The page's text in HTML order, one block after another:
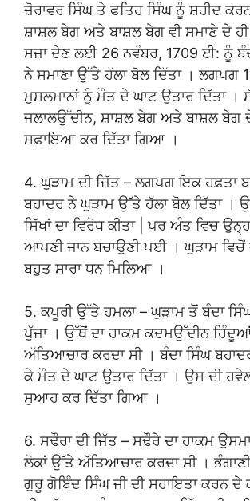
ਜ਼ੋਰਾਵਰ ਸਿੰਘ ਤੇ ਫਤਿਹ ਸਿੰਘ ਨੂੰ ਸ਼ਹੀਦ
ਸ਼ਾਸ਼ਲ ਬੇਗ ਅਤੇ ਬਾਸ਼ਲ ਬੇਗ ਵੀ ਸਮਾਣੇ ਦੇ
ਸਜ਼ਾ ਦੇਣ ਲਈ 26 ਨਵੰਬਰ, 1709 ਈ: ਨੂੰ
ਨੇ ਸਮਾਣਾ ਉੱਤੇ ਹੱਲਾ ਬੋਲ ਦਿੱਤਾ । ਲਗਪਗ
ਮੁਸਲਮਾਨਾਂ ਨੂੰ ਮੌਤ ਦੇ ਘਾਟ ਉਤਾਰ ਦਿੱਤਾ ।
ਜਲਾਲਉੱਦੀਨ, ਸ਼ਾਸ਼ਲ ਬੇਗ ਅਤੇ ਬਾਸ਼ਲ ਬੇਗ ਦੇ
ਸਫ਼ਾਇਆ ਕਰ ਦਿੱਤਾ ਗਿਆ ।
4. ਘੁੜਾਮ ਦੀ ਜਿੱਤ – ਲਗਪਗ ਇਕ ਹਫ਼ਤਾ
ਬਹਾਦਰ ਨੇ ਘੁੜਾਮ ਉੱਤੇ ਹੱਲਾ ਬੋਲ ਦਿੱਤਾ ।
ਸਿੱਖਾਂ ਦਾ ਵਿਰੋਧ ਕੀਤਾ | ਪਰ ਅੰਤ ਵਿਚ
ਆਪਣੀ ਜਾਨ ਬਚਾਉਣੀ ਪਈ । ਘੁੜਾਮ ਵਿਚੋਂ
ਬਹੁਤ ਸਾਰਾ ਧਨ ਮਿਲਿਆ ।
5. ਕਪੂਰੀ ਉੱਤੇ ਹਮਲਾ – ਘੁੜਾਮ ਤੋਂ ਬੰਦਾ
ਪੁੱਜਾ । ਉੱਥੋਂ ਦਾ ਹਾਕਮ ਕਦਮਉੱਦੀਨ
ਅੱਤਿਆਚਾਰ ਕਰਦਾ ਸੀ । ਬੰਦਾ ਸਿੰਘ
ਕੇ ਮੌਤ ਦੇ ਘਾਟ ਉਤਾਰ ਦਿੱਤਾ । ਉਸ ਦੀ
ਸੁਆਹ ਕਰ ਦਿੱਤਾ ਗਿਆ ।
6. ਸਢੌਰਾ ਦੀ ਜਿੱਤ – ਸਢੌਰੇ ਦਾ ਹਾਕਮ
ਲੋਕਾਂ ਉੱਤੇ ਅੱਤਿਆਚਾਰ ਕਰਦਾ ਸੀ ।
ਗੁਰੂ ਗੋਬਿੰਦ ਸਿੰਘ ਜੀ ਦੀ ਸਹਾਇਤਾ ਕਰਨ ਦੇ